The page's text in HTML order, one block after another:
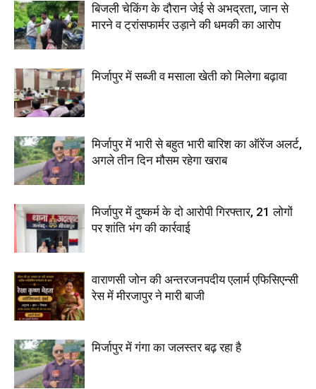
बिजली चेकिंग के दौरान जेई से अभद्रता, जान से
मारने व ट्रांसफार्मर उड़ाने की धमकी का आरोप
मिर्जापुर में सब्जी व मसाला खेती को मिलेगा बढ़ावा
मिर्जापुर में भारी से बहुत भारी बारिश का ऑरेंज अलर्ट,
अगले तीन दिन मौसम रहेगा खराब
मिर्जापुर में दुष्कर्म के दो आरोपी गिरफ्तार, 21 लोगों
पर शांति भंग की कार्रवाई
वाराणसी जोन की अन्तरजनपदीय एलार्म एफिसिएन्सी
रेस में मीरजापुर ने मारी बाजी
मिर्जापुर में गंगा का जलस्तर बढ़ रहा है